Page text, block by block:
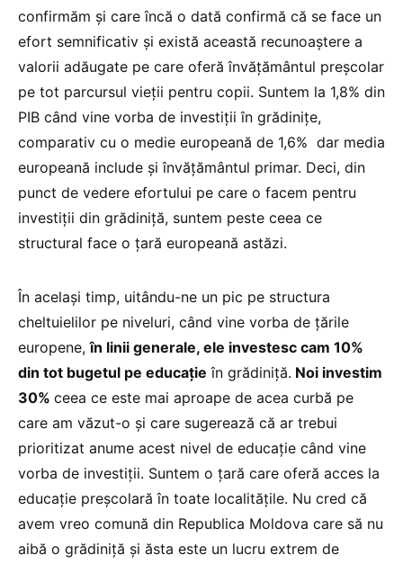
confirmăm și care încă o dată confirmă că se face un
efort semnificativ și există această recunoaștere a
valorii adăugate pe care oferă învățământul preșcolar
pe tot parcursul vieții pentru copii. Suntem la 1,8% din
PIB când vine vorba de investiții în grădinițe,
comparativ cu o medie europeană de 1,6% dar media
europeană include și învățământul primar. Deci, din
punct de vedere efortului pe care o facem pentru
investiții din grădiniță, suntem peste ceea ce
structural face o țară europeană astăzi.
În același timp, uitându-ne un pic pe structura
cheltuielilor pe niveluri, când vine vorba de țările
europene,în linii generale, ele investesc cam 10%
din tot bugetul pe educație în grădiniță. Noi investim
30% ceea ce este mai aproape de acea curbă pe
care am văzut-o și care sugerează că ar trebui
prioritizat anume acest nivel de educație când vine
vorba de investiții. Suntem o țară care oferă acces la
educație preșcolară în toate localitățile. Nu cred că
avem vreo comună din Republica Moldova care să nu
aibă o grădiniță și ăsta este un lucru extrem de